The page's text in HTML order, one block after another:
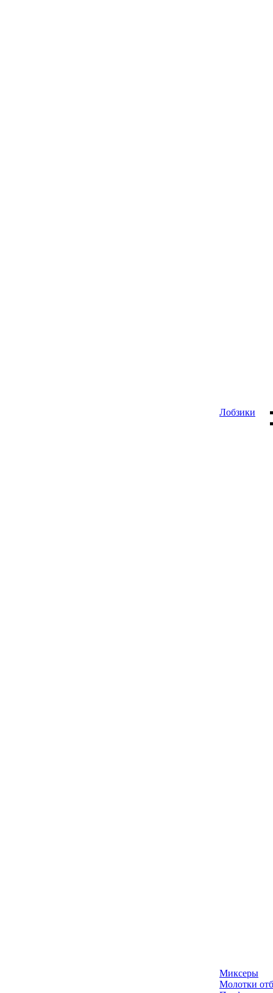
Лобзики
Миксеры
Молотки